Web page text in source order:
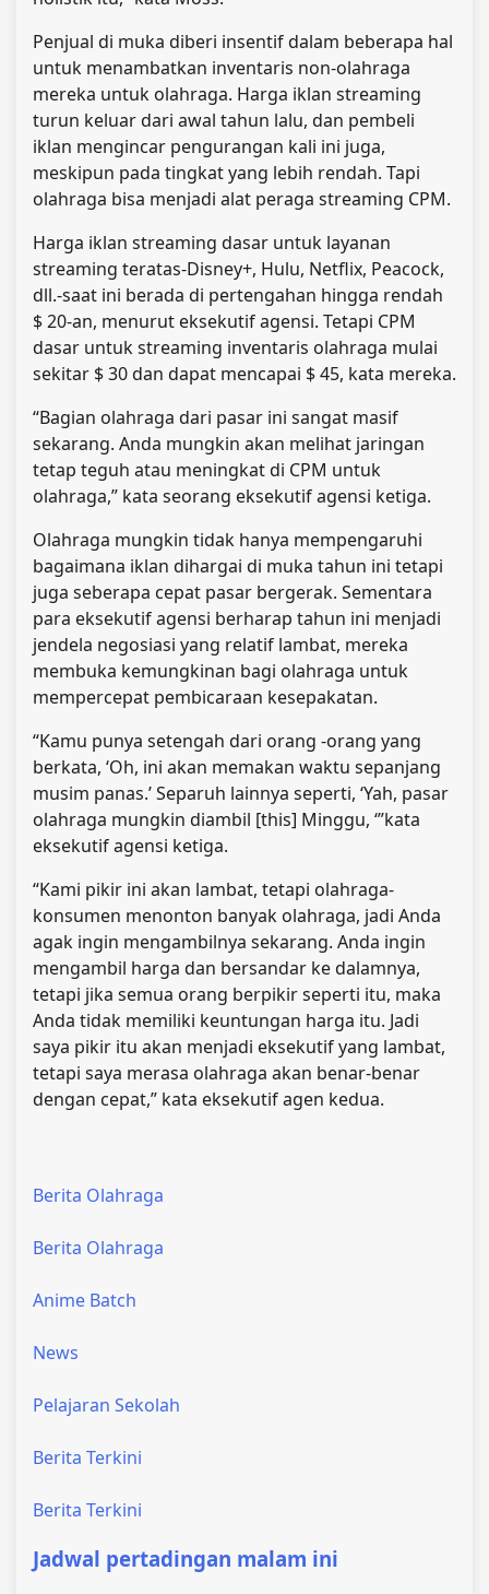
Penjual di muka diberi insentif dalam beberapa hal
untuk menambatkan inventaris non-olahraga
mereka untuk olahraga. Harga iklan streaming
turun keluar dari awal tahun lalu, dan pembeli
iklan mengincar pengurangan kali ini juga,
meskipun pada tingkat yang lebih rendah. Tapi
olahraga bisa menjadi alat peraga streaming CPM.
Harga iklan streaming dasar untuk layanan
streaming teratas-Disney+, Hulu, Netflix, Peacock,
dll.-saat ini berada di pertengahan hingga rendah
$ 20-an, menurut eksekutif agensi. Tetapi CPM
dasar untuk streaming inventaris olahraga mulai
sekitar $ 30 dan dapat mencapai $ 45, kata mereka.
“Bagian olahraga dari pasar ini sangat masif
sekarang. Anda mungkin akan melihat jaringan
tetap teguh atau meningkat di CPM untuk
olahraga,” kata seorang eksekutif agensi ketiga.
Olahraga mungkin tidak hanya mempengaruhi
bagaimana iklan dihargai di muka tahun ini tetapi
juga seberapa cepat pasar bergerak. Sementara
para eksekutif agensi berharap tahun ini menjadi
jendela negosiasi yang relatif lambat, mereka
membuka kemungkinan bagi olahraga untuk
mempercepat pembicaraan kesepakatan.
“Kamu punya setengah dari orang -orang yang
berkata, ‘Oh, ini akan memakan waktu sepanjang
musim panas.’ Separuh lainnya seperti, ‘Yah, pasar
olahraga mungkin diambil [this] Minggu, ‘”kata
eksekutif agensi ketiga.
“Kami pikir ini akan lambat, tetapi olahraga-
konsumen menonton banyak olahraga, jadi Anda
agak ingin mengambilnya sekarang. Anda ingin
mengambil harga dan bersandar ke dalamnya,
tetapi jika semua orang berpikir seperti itu, maka
Anda tidak memiliki keuntungan harga itu. Jadi
saya pikir itu akan menjadi eksekutif yang lambat,
tetapi saya merasa olahraga akan benar-benar
dengan cepat,” kata eksekutif agen kedua.
Berita Olahraga
Berita Olahraga
Anime Batch
News
Pelajaran Sekolah
Berita Terkini
Berita Terkini
Jadwal pertadingan malam ini